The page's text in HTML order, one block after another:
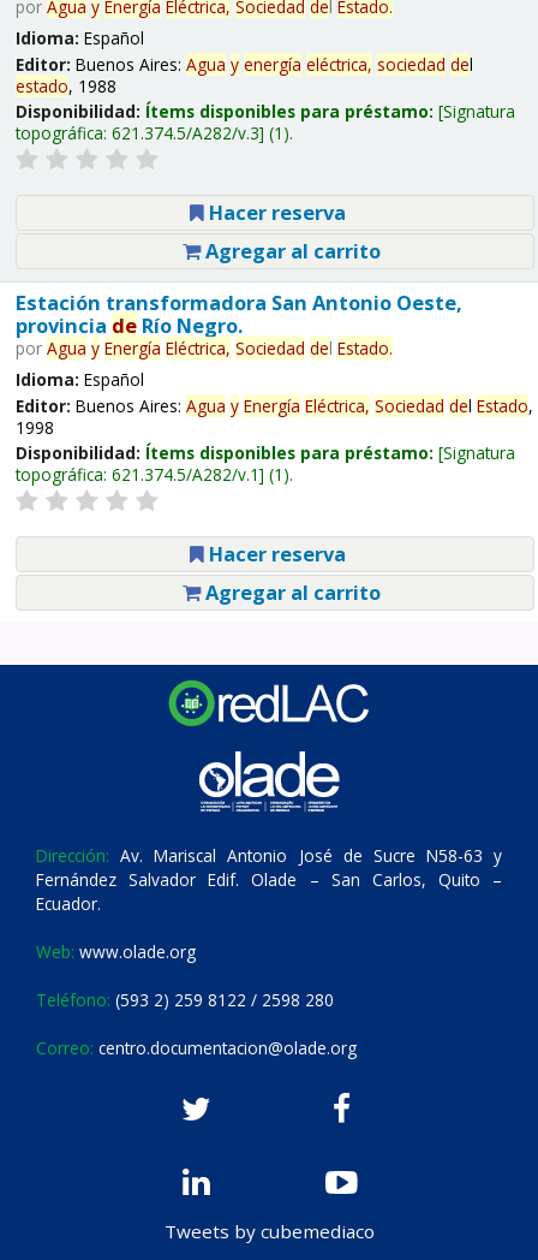
por Agua y Energía Eléctrica, Sociedad del Estado.
Idioma: Español
Editor: Buenos Aires: Agua y energía eléctrica, sociedad del
estado, 1988
Disponibilidad: Ítems disponibles para préstamo: Signatura
topográfica: 621.374.5/A282/v.3 (1).
Hacer reserva
Agregar al carrito
Estación transformadora San Antonio Oeste,
provincia deRío Negro.
por Agua y Energía Eléctrica, Sociedad del Estado.
Idioma: Español
Editor: Buenos Aires: Agua y Energía Eléctrica, Sociedad del Estado,
1998
Disponibilidad: Ítems disponibles para préstamo: Signatura
topográfica: 621.374.5/A282/v.1 (1).
Hacer reserva
Agregar al carrito
Dirección: Av. Mariscal Antonio José de Sucre N58-63 y
Fernández Salvador Edif. Olade – San Carlos, Quito –
Ecuador.
Web: www.olade.org
Teléfono: (593 2) 259 8122 / 2598 280
Correo: centro.documentacion@olade.org
Tweets by cubemediaco